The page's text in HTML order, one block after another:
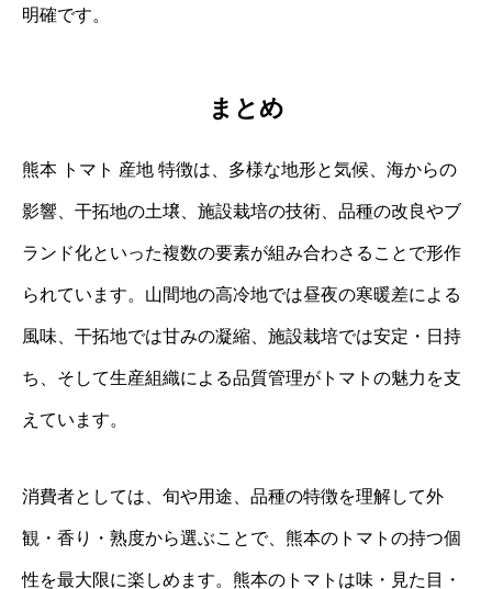
明確です。
まとめ
熊本 トマト 産地 特徴は、多様な地形と気候、海からの
影響、干拓地の土壌、施設栽培の技術、品種の改良やブ
ランド化といった複数の要素が組み合わさることで形作
られています。山間地の高冷地では昼夜の寒暖差による
風味、干拓地では甘みの凝縮、施設栽培では安定・日持
ち、そして生産組織による品質管理がトマトの魅力を支
えています。
消費者としては、旬や用途、品種の特徴を理解して外
観・香り・熟度から選ぶことで、熊本のトマトの持つ個
性を最大限に楽しめます。熊本のトマトは味・見た目・